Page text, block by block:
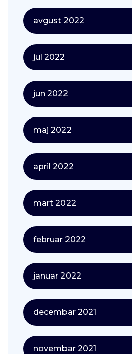
avgust 2022
jul 2022
jun 2022
maj 2022
april 2022
mart 2022
februar 2022
januar 2022
decembar 2021
novembar 2021